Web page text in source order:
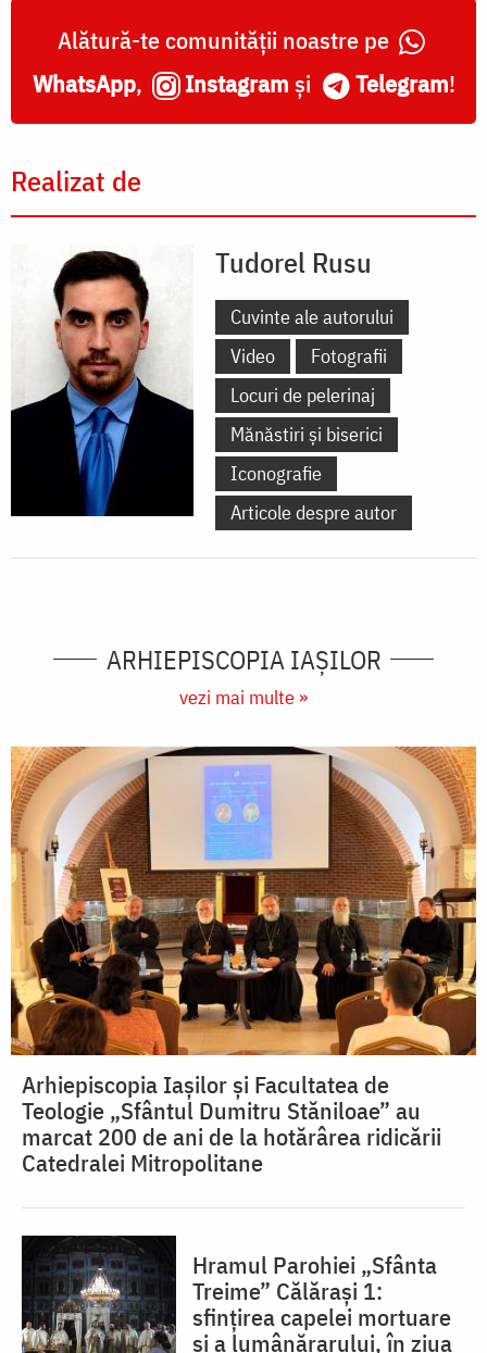
Alătură-te comunității noastre pe
WhatsApp, Instagram și Telegram!
Realizat de
Tudorel Rusu
Cuvinte ale autorului
Video
Fotografii
Locuri de pelerinaj
Mănăstiri și biserici
Iconografie
Articole despre autor
ARHIEPISCOPIA IAŞILOR
vezi mai multe »
Arhiepiscopia Iașilor și Facultatea de
Teologie „Sfântul Dumitru Stăniloae” au
marcat 200 de ani de la hotărârea ridicării
Catedralei Mitropolitane
Hramul Parohiei „Sfânta
Treime” Călărași 1:
sfințirea capelei mortuare
și a lumânărarului, în ziua